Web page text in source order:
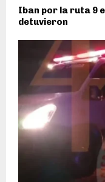
Iban por la ruta 9
detuvieron